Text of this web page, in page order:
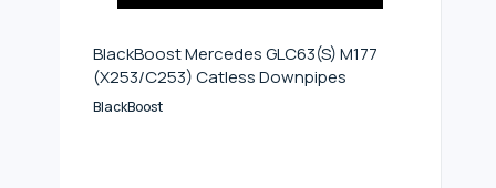
BlackBoost Mercedes GLC63(S) M177
(X253/C253) Catless Downpipes
BlackBoost